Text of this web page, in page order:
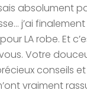
absolument
j’ai
LA robe. Et
Votre
conseils
vraiment